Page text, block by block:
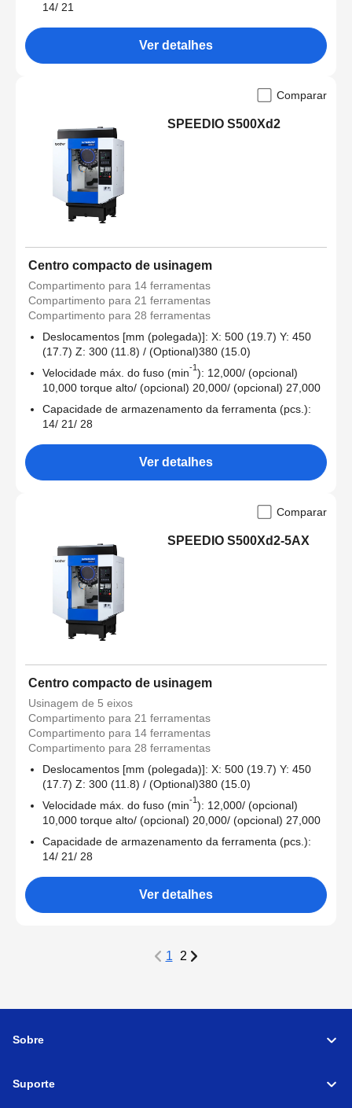
14/ 21
Ver detalhes
Comparar
SPEEDIO S500Xd2
Centro compacto de usinagem
Compartimento para 14 ferramentas
Compartimento para 21 ferramentas
Compartimento para 28 ferramentas
Deslocamentos [mm (polegada)]: X: 500 (19.7) Y: 450
(17.7) Z: 300 (11.8) / (Optional)380 (15.0)
Velocidade máx. do fuso (min-1 ): 12,000/ (opcional)
10,000 torque alto/ (opcional) 20,000/ (opcional) 27,000
Capacidade de armazenamento da ferramenta (pcs.):
14/ 21/ 28
Ver detalhes
Comparar
SPEEDIO S500Xd2-5AX
Centro compacto de usinagem
Usinagem de 5 eixos
Compartimento para 21 ferramentas
Compartimento para 14 ferramentas
Compartimento para 28 ferramentas
Deslocamentos [mm (polegada)]: X: 500 (19.7) Y: 450
(17.7) Z: 300 (11.8) / (Optional)380 (15.0)
Velocidade máx. do fuso (min-1): 12,000/ (opcional)
10,000 torque alto/ (opcional) 20,000/ (opcional) 27,000
Capacidade de armazenamento da ferramenta (pcs.):
14/ 21/ 28
Ver detalhes
1 2
Sobre
Suporte